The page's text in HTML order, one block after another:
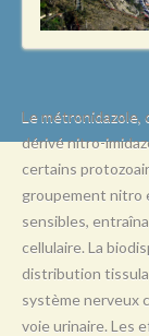
P
Q
R
S
T
U
Le métronidazole,
dérivé nitro-
certains
groupement nitro
sensibles,
cellulaire. La
distribution
système nerveux
voie urinaire. Les